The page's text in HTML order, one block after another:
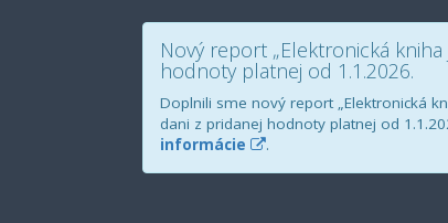
Nový report „Elektronická
hodnoty platnej od 1.1.2026.
Doplnili sme nový report „Elektronická
dani z pridanej hodnoty platnej od
informácie
.